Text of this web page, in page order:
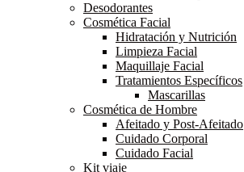
Desodorantes
Cosmética Facial
Hidratación y Nutrición
Limpieza Facial
Maquillaje Facial
Tratamientos Específicos
Mascarillas
Cosmética de Hombre
Afeitado y Post-Afeitado
Cuidado Corporal
Cuidado Facial
Kit viaje